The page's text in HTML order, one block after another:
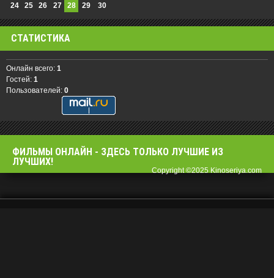
24
25 26 27 28 29 30
СТАТИСТИКА
Онлайн всего: 1
Гостей: 1
Пользователей: 0
ФИЛЬМЫ OНЛАЙН - ЗДЕСЬ ТОЛЬКО ЛУЧШИЕ ИЗ
ЛУЧШИХ!
Copyright ©2025 Kinoseriya.com